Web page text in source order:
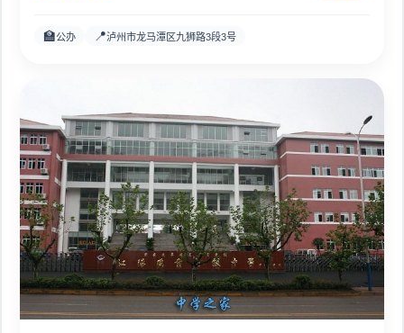
🏫公办 📍泸州市龙马潭区九狮路3段3号